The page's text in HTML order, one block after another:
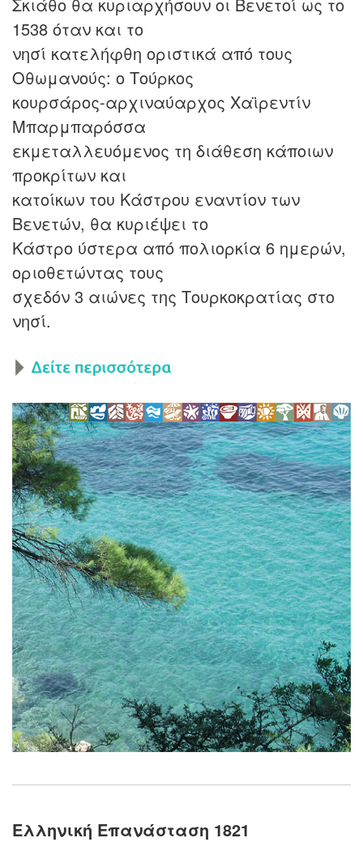
1538 όταν και το
νησί κατελήφθη οριστικά από τους
Οθωμανούς: ο Τούρκος
κουρσάρος-αρχιναύαρχος Χαϊρεντίν
Μπαρμπαρόσσα
εκμεταλλευόμενος τη διάθεση κάποιων
προκρίτων και
κατοίκων του Κάστρου εναντίον των
Βενετών, θα κυριέψει το
Κάστρο ύστερα από πολιορκία 6 ημερών,
οριοθετώντας τους
σχεδόν 3 αιώνες της Τουρκοκρατίας στο
νησί.
Ελληνική Επανάσταση 1821